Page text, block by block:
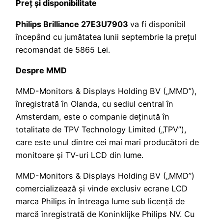
Preț și disponibilitate
Philips Brilliance 27E3U7903 va fi disponibil
începând cu jumătatea lunii septembrie la prețul
recomandat de 5865 Lei.
Despre MMD
MMD-Monitors & Displays Holding BV („MMD”),
înregistrată în Olanda, cu sediul central în
Amsterdam, este o companie deținută în
totalitate de TPV Technology Limited („TPV”),
care este unul dintre cei mai mari producători de
monitoare și TV-uri LCD din lume.
MMD-Monitors & Displays Holding BV („MMD”)
comercializează și vinde exclusiv ecrane LCD
marca Philips în întreaga lume sub licență de
marcă înregistrată de Koninklijke Philips NV. Cu